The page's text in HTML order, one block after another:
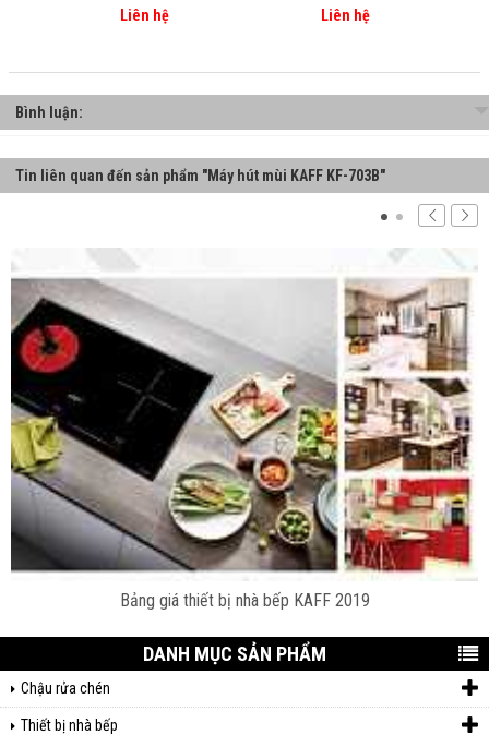
Liên hệ Liên hệ
Bình luận:
Tin liên quan đến sản phẩm "Máy hút mùi KAFF KF-703B"
Bảng giá thiết bị nhà bếp KAFF 2019
DANH MỤC SẢN PHẨM
Chậu rửa chén
Thiết bị nhà bếp